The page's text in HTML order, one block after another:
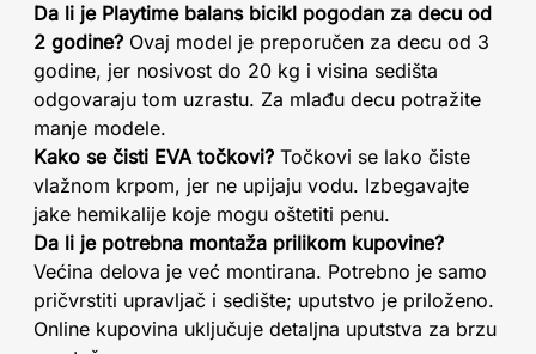
Da li je Playtime balans bicikl pogodan za decu od
2 godine? Ovaj model je preporučen za decu od 3
godine, jer nosivost do 20 kg i visina sedišta
odgovaraju tom uzrastu. Za mlađu decu potražite
manje modele.
Kako se čisti EVA točkovi? Točkovi se lako čiste
vlažnom krpom, jer ne upijaju vodu. Izbegavajte
jake hemikalije koje mogu oštetiti penu.
Da li je potrebna montaža prilikom kupovine?
Većina delova je već montirana. Potrebno je samo
pričvrstiti upravljač i sedište; uputstvo je priloženo.
Online kupovina uključuje detaljna uputstva za brzu